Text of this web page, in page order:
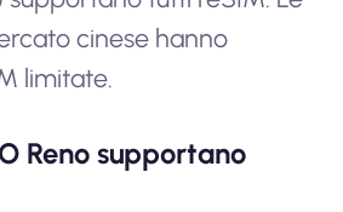
cinese hanno
limitate.
Reno supportano